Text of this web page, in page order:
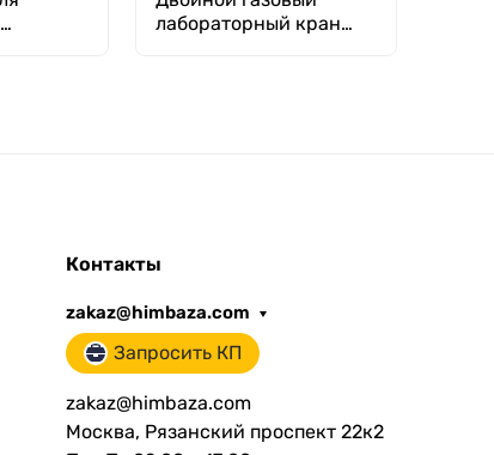
лабораторный кран
Контакты
zakaz@himbaza.com
Запросить КП
zakaz@himbaza.com
Москва, Рязанский проспект 22к2